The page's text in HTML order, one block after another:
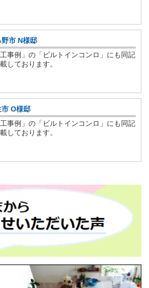
市 N様邸
事例」の「ビルトインコンロ」にも同記
しております。
O様邸
事例」の「ビルトインコンロ」にも同記
しております。